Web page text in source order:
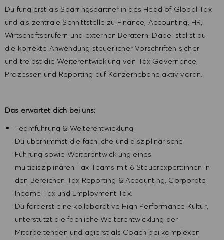
Du fungierst als Sparringspartner:in des Head of Global Tax
und als zentrale Schnittstelle zu Finance, Accounting, HR,
Wirtschaftsprüfern und externen Beratern. Dabei stellst du
die korrekte Anwendung steuerlicher Vorschriften sicher
und treibst die Weiterentwicklung von Tax Governance,
Prozessen und Reporting auf Konzernebene aktiv voran.
Das erwartet dich bei uns:
Teamführung & Weiterentwicklung
Du übernimmst die fachliche und disziplinarische
Führung sowie Weiterentwicklung eines
multidisziplinären Tax Teams mit 6 Steuerexpert:innen in
den Bereichen Tax Reporting & Accounting, Corporate
Income Tax und Employment Tax.
Du förderst eine kollaborative High Performance Kultur,
unterstützt die fachliche Weiterentwicklung der
Mitarbeitenden und agierst als Coach bei komplexen